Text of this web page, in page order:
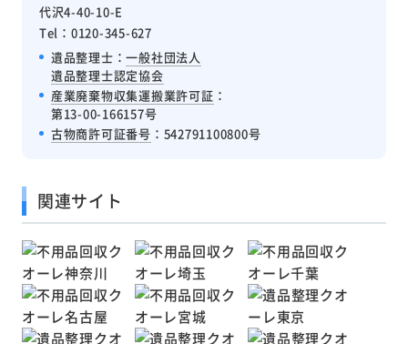
代沢4-40-10-E
Tel：0120-345-627
遺品整理士：一般社団法人
遺品整理士認定協会
産業廃棄物収集運搬業許可証 ：
第13-00-166157号
古物商許可証番号 ：542791100800号
関連サイト